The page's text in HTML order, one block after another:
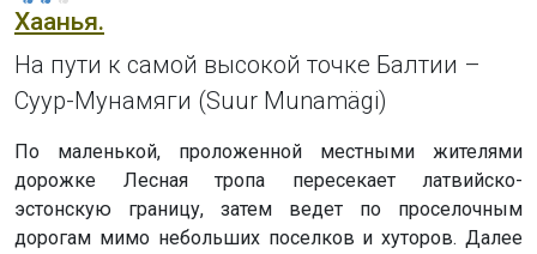
Хаанья.
На пути к самой высокой точке Балтии –
Суур-Мунамяги (Suur Munamägi)
По маленькой, проложенной местными жителями
дорожке Лесная тропа пересекает латвийско-
эстонскую границу, затем ведет по проселочным
дорогам мимо небольших поселков и хуторов. Далее